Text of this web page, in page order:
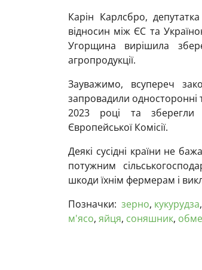
Карін Карлсбро,
відносин між ЄС та
Угорщина вирішила
агропродукції.
Зауважимо, всупереч
запровадили односторонні
2023 році та зберегли
Європейської Комісії.
Деякі сусідні країни не
потужним
шкоди їхнім фермерам і
Позначки: зерно, кукурудза,
м'ясо, яйця, соняшник,